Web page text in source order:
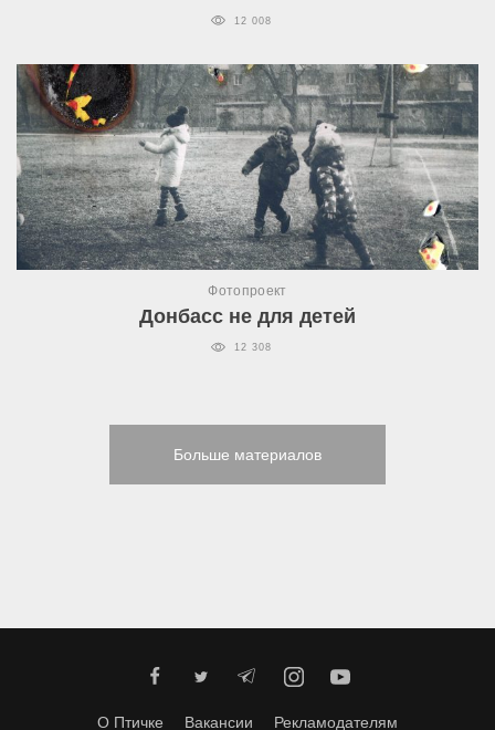
12 008
Фотопроект
Донбасс не для детей
12 308
Больше материалов
О Птичке Вакансии Рекламодателям